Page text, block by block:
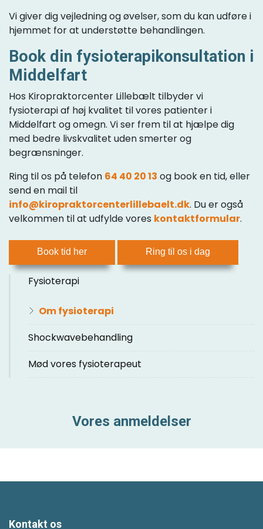
Vi giver dig vejledning og øvelser, som du kan udføre i
hjemmet for at understøtte behandlingen.
Book din fysioterapikonsultation i
Middelfart
Hos Kiropraktorcenter Lillebælt tilbyder vi
fysioterapi af høj kvalitet til vores patienter i
Middelfart og omegn. Vi ser frem til at hjælpe dig
med bedre livskvalitet uden smerter og
begrænsninger.
Ring til os på telefon 64 40 20 13 og book en tid, eller
send en mail til
info@kiropraktorcenterlillebaelt.dk. Du er også
velkommen til at udfylde vores kontaktformular.
Book tid her Ring til os i dag
Fysioterapi
Om fysioterapi
Shockwavebehandling
Mød vores fysioterapeut
Vores anmeldelser
Kontakt os